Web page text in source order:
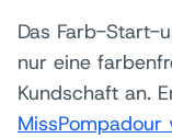
Das Farb-Start-
nur eine
Kundschaft an.